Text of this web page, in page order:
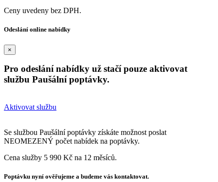
Ceny uvedeny bez DPH.
Odeslání online nabídky
×
Pro odeslání nabídky už stačí pouze aktivovat
službu Paušální poptávky.
Aktivovat službu
Se službou Paušální poptávky získáte možnost poslat
NEOMEZENÝ počet nabídek na poptávky.
Cena služby 5 990 Kč na 12 měsíců.
Poptávku nyní ověřujeme a budeme vás kontaktovat.